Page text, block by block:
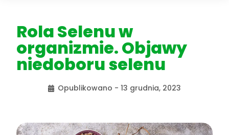
Rola Selenu w
organizmie. Objawy
niedoboru selenu
Opublikowano - 13 grudnia, 2023